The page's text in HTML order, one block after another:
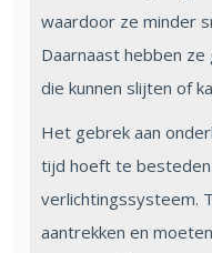
waardoor ze minder
Daarnaast hebben
die kunnen slijten of
Het gebrek aan
tijd hoeft te besteden
verlichtingssysteem.
aantrekken en